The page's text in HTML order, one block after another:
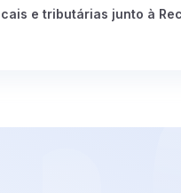
e tributárias junto à